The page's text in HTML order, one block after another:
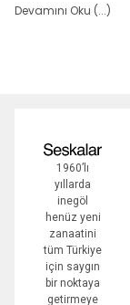
Devamını Oku (...)
1960’lı
yıllarda
inegöl
henüz yeni
zanaatini
tüm Türkiye
için saygın
bir noktaya
getirmeye